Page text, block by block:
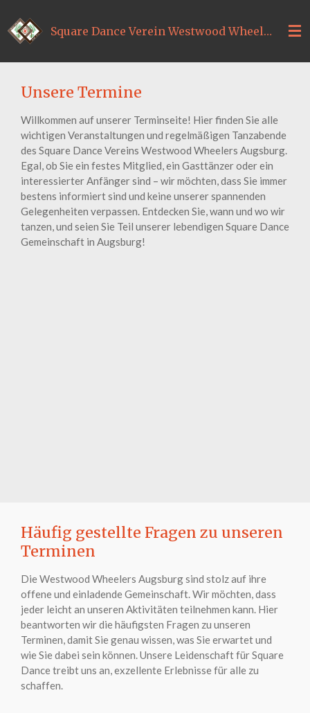
Hauptinhalt
springen
Square Dance Verein Westwood Wheelers Augsburg
Unsere Termine
Willkommen auf unserer Terminseite! Hier finden Sie alle
wichtigen Veranstaltungen und regelmäßigen Tanzabende
des Square Dance Vereins Westwood Wheelers Augsburg.
Egal, ob Sie ein festes Mitglied, ein Gasttänzer oder ein
interessierter Anfänger sind – wir möchten, dass Sie immer
bestens informiert sind und keine unserer spannenden
Gelegenheiten verpassen. Entdecken Sie, wann und wo wir
tanzen, und seien Sie Teil unserer lebendigen Square Dance
Gemeinschaft in Augsburg!
Häufig gestellte Fragen zu unseren
Terminen
Die Westwood Wheelers Augsburg sind stolz auf ihre
offene und einladende Gemeinschaft. Wir möchten, dass
jeder leicht an unseren Aktivitäten teilnehmen kann. Hier
beantworten wir die häufigsten Fragen zu unseren
Terminen, damit Sie genau wissen, was Sie erwartet und
wie Sie dabei sein können. Unsere Leidenschaft für Square
Dance treibt uns an, exzellente Erlebnisse für alle zu
schaffen.